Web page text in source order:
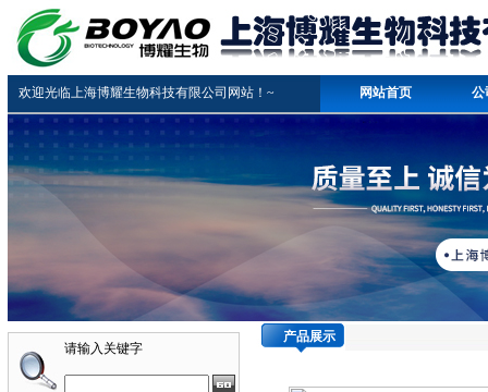
欢迎光临上海博耀生物科技有限公司网站！~ 网站首页 公
请输入关键字
产品展示